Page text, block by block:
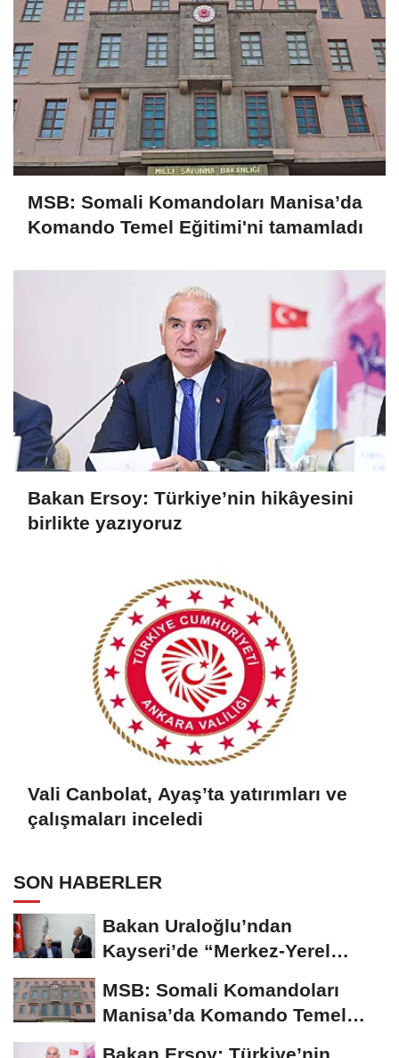
MSB: Somali Komandoları Manisa’da
Komando Temel Eğitimi'ni tamamladı
Bakan Ersoy: Türkiye’nin hikâyesini
birlikte yazıyoruz
Vali Canbolat, Ayaş’ta yatırımları ve
çalışmaları inceledi
SON HABERLER
Bakan Uraloğlu’ndan
Kayseri’de “Merkez-Yerel
MSB: Somali Komandoları
Manisa’da Komando Temel
Bakan Ersoy: Türkiye’nin